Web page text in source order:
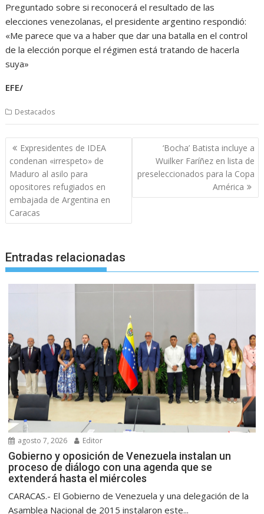
Preguntado sobre si reconocerá el resultado de las
elecciones venezolanas, el presidente argentino respondió:
«Me parece que va a haber que dar una batalla en el control
de la elección porque el régimen está tratando de hacerla
suya»
EFE/
Destacados
Navegación
de
entradas
Expresidentes de IDEA
condenan «irrespeto» de
Maduro al asilo para
opositores refugiados en
embajada de Argentina en
Caracas
‘Bocha’ Batista incluye a
Wuilker Faríñez en lista de
preseleccionados para la Copa
América
Entradas relacionadas
agosto 7, 2026 Editor
Gobierno y oposición de Venezuela instalan un
proceso de diálogo con una agenda que se
extenderá hasta el miércoles
CARACAS.- El Gobierno de Venezuela y una delegación de la
Asamblea Nacional de 2015 instalaron este...